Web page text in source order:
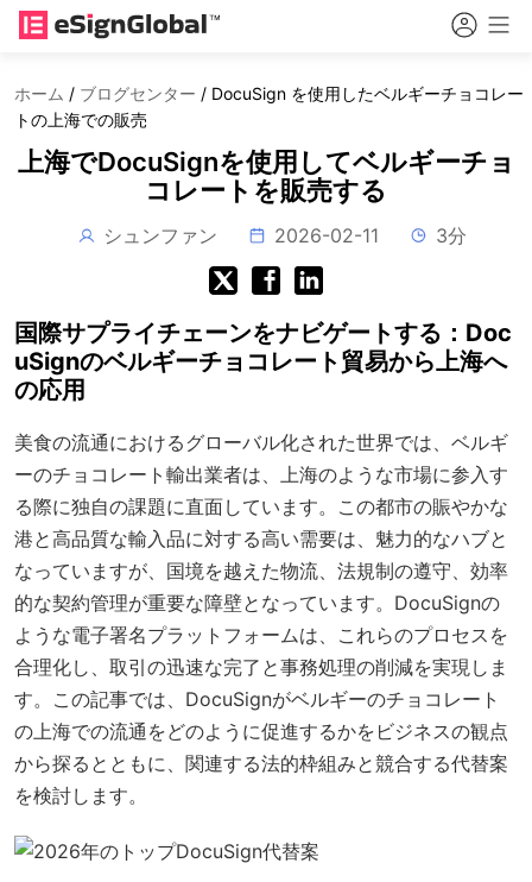
ホーム / ブログセンター / DocuSign を使用したベルギーチョコレー
トの上海での販売
上海でDocuSignを使用してベルギーチョ
コレートを販売する
シュンファン 2026-02-11 3分
国際サプライチェーンをナビゲートする：Doc
uSignのベルギーチョコレート貿易から上海へ
の応用
美食の流通におけるグローバル化された世界では、ベルギ
ーのチョコレート輸出業者は、上海のような市場に参入す
る際に独自の課題に直面しています。この都市の賑やかな
港と高品質な輸入品に対する高い需要は、魅力的なハブと
なっていますが、国境を越えた物流、法規制の遵守、効率
的な契約管理が重要な障壁となっています。DocuSignの
ような電子署名プラットフォームは、これらのプロセスを
合理化し、取引の迅速な完了と事務処理の削減を実現しま
す。この記事では、DocuSignがベルギーのチョコレート
の上海での流通をどのように促進するかをビジネスの観点
から探るとともに、関連する法的枠組みと競合する代替案
を検討します。